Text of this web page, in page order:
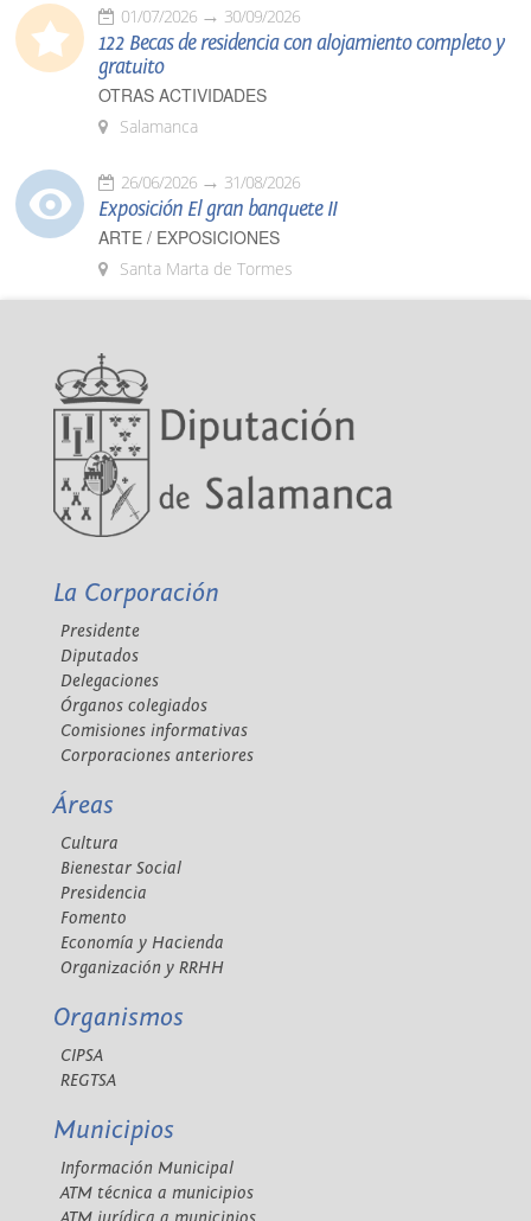
01/07/2026 30/09/2026
122 Becas de residencia con alojamiento completo y
gratuito
OTRAS ACTIVIDADES
Salamanca
26/06/2026 31/08/2026
Exposición El gran banquete II
ARTE / EXPOSICIONES
Santa Marta de Tormes
La Corporación
Presidente
Diputados
Delegaciones
Órganos colegiados
Comisiones informativas
Corporaciones anteriores
Áreas
Cultura
Bienestar Social
Presidencia
Fomento
Economía y Hacienda
Organización y RRHH
Organismos
CIPSA
REGTSA
Municipios
Información Municipal
ATM técnica a municipios